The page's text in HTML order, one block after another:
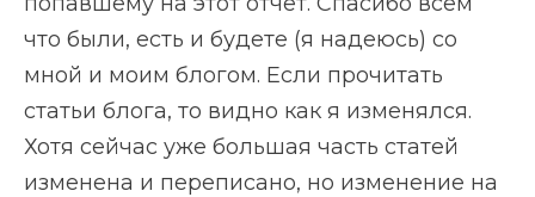
что были, есть и будете (я надеюсь) со
мной и моим блогом. Если прочитать
статьи блога, то видно как я изменялся.
Хотя сейчас уже большая часть статей
изменена и переписано, но изменение на